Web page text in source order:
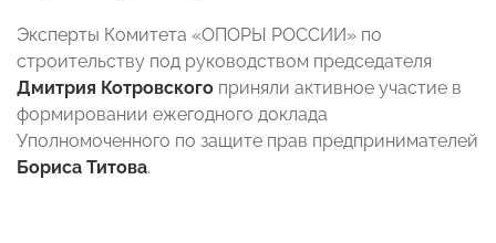
Эксперты Комитета «ОПОРЫ РОССИИ» по
строительству под руководством председателя
Дмитрия Котровского приняли активное участие в
формировании ежегодного доклада
Уполномоченного по защите прав предпринимателей
Бориса Титова.